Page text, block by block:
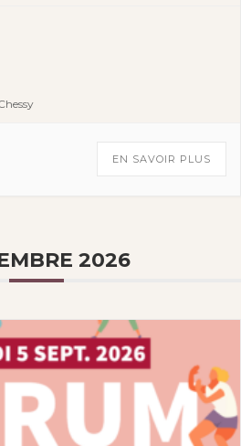
EN SAVOIR PLUS
2026